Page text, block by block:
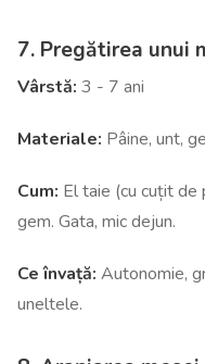
7. Pregătirea unui
Vârstă: 3 - 7 ani
Materiale: Pâine, unt,
Cum: El taie (cu cuțit de
gem. Gata, mic dejun.
Ce învață: Autonomie,
uneltele.